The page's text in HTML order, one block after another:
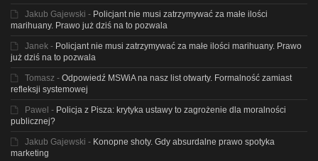
Jakub Gajewski - Policjant nie musi zatrzymywać za małe ilości
marihuany. Prawo już dziś na to pozwala
Janek - Policjant nie musi zatrzymywać za małe ilości marihuany. Prawo
już dziś na to pozwala
Tomasz - Odpowiedź MSWiA na nasz list otwarty. Formalność zamiast
refleksji systemowej
Pawel - Policja z Pisza: krytyka ustawy to zagrożenie dla moralności
publicznej?
Jakub Gajewski - Konopne shoty. Gdy absurdalne prawo spotyka
marketing